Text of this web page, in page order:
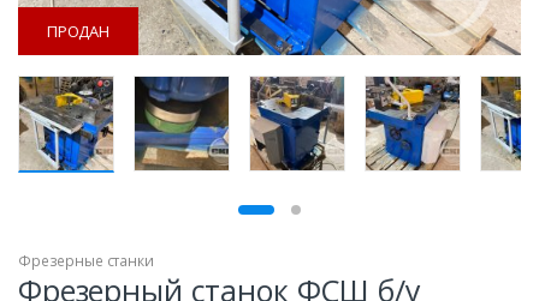
ПРОДАН
ПРОДАН
Фрезерные станки
Фрезерный станок ФСШ б/у